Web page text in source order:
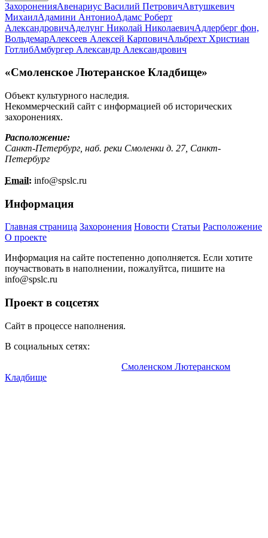
ЗахороненияАвенариус Василий ПетровичАвтушкевич
МихаилАдамини АнтониоАдамс Роберт
АлександровичАделунг Николай НиколаевичАдлерберг фон,
ВольдемарАлексеев Алексей КарповичАльбрехт Христиан
ГотлибАмбургер Александр Александрович
«Смоленское Лютеранское Кладбище»
Объект культурного наследия.
Некоммерческий сайт с информацией об исторических
захоронениях.
Расположение:
Санкт-Петербург, наб. реки Смоленки д. 27, Санкт-
Петербург
Email: info@spslc.ru
Информация
Главная страница Захоронения Новости Статьи Расположение
О проекте
Информация на сайте постепенно дополняется. Если хотите
поучаствовать в наполнении, пожалуйтса, пишите на
info@spslc.ru
Проект в соцсетях
Сайт в процессе наполнения.
В социальных сетях:
Смоленском Лютеранском
Кладбище